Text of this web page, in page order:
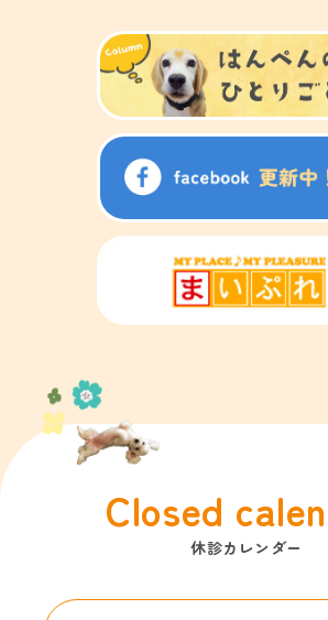
Closed
休診カレンダー